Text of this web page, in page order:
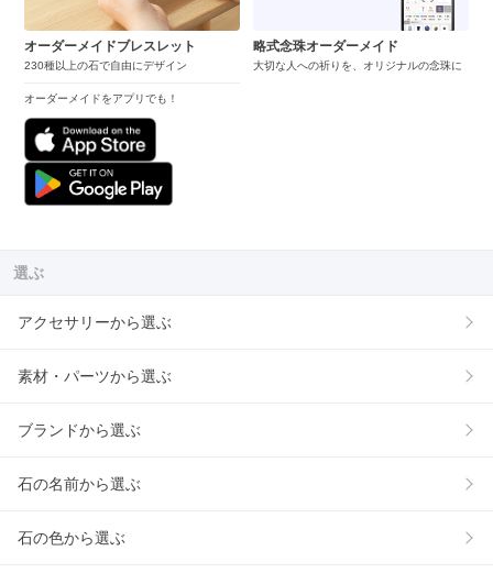
オーダーメイドブレスレット
230種以上の石で自由にデザイン
オーダーメイドをアプリでも！
略式念珠オーダーメイド
大切な人への祈りを、オリジナルの念珠に
選ぶ
アクセサリーから選ぶ
素材・パーツから選ぶ
ブランドから選ぶ
石の名前から選ぶ
石の色から選ぶ